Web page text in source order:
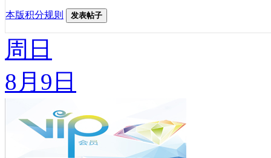
本版积分规则 发表帖子
周日
8月9日